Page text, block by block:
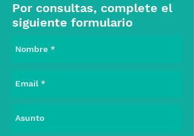
Por consultas, complete el
siguiente formulario